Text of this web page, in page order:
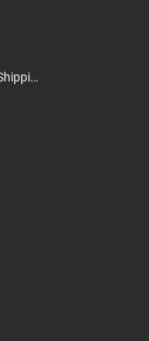
Versand / International Shipping